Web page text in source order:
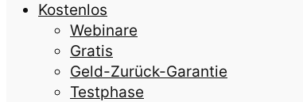
Kostenlos
Webinare
Gratis
Geld-Zurück-Garantie
Testphase